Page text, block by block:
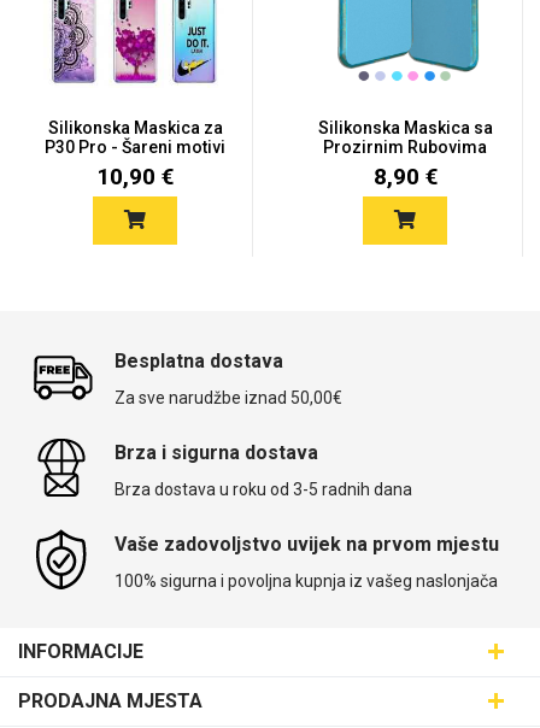
Silikonska Maskica za
P30 Pro - Šareni motivi
10,90 €
Silikonska Maskica sa
Prozirnim Rubovima
za P3...
8,90 €
Besplatna dostava
Za sve narudžbe iznad 50,00€
Brza i sigurna dostava
Brza dostava u roku od 3-5 radnih dana
Vaše zadovoljstvo uvijek na prvom mjestu
100% sigurna i povoljna kupnja iz vašeg naslonjača
INFORMACIJE
SVIJET MASKICA d.o.o.
PRODAJNA MJESTA